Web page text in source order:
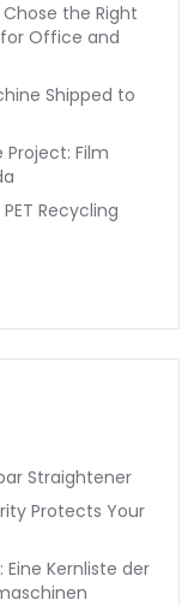
the Right
Office and
Shipped to
Film
Recycling
Straightener
Protects Your
Kernliste der